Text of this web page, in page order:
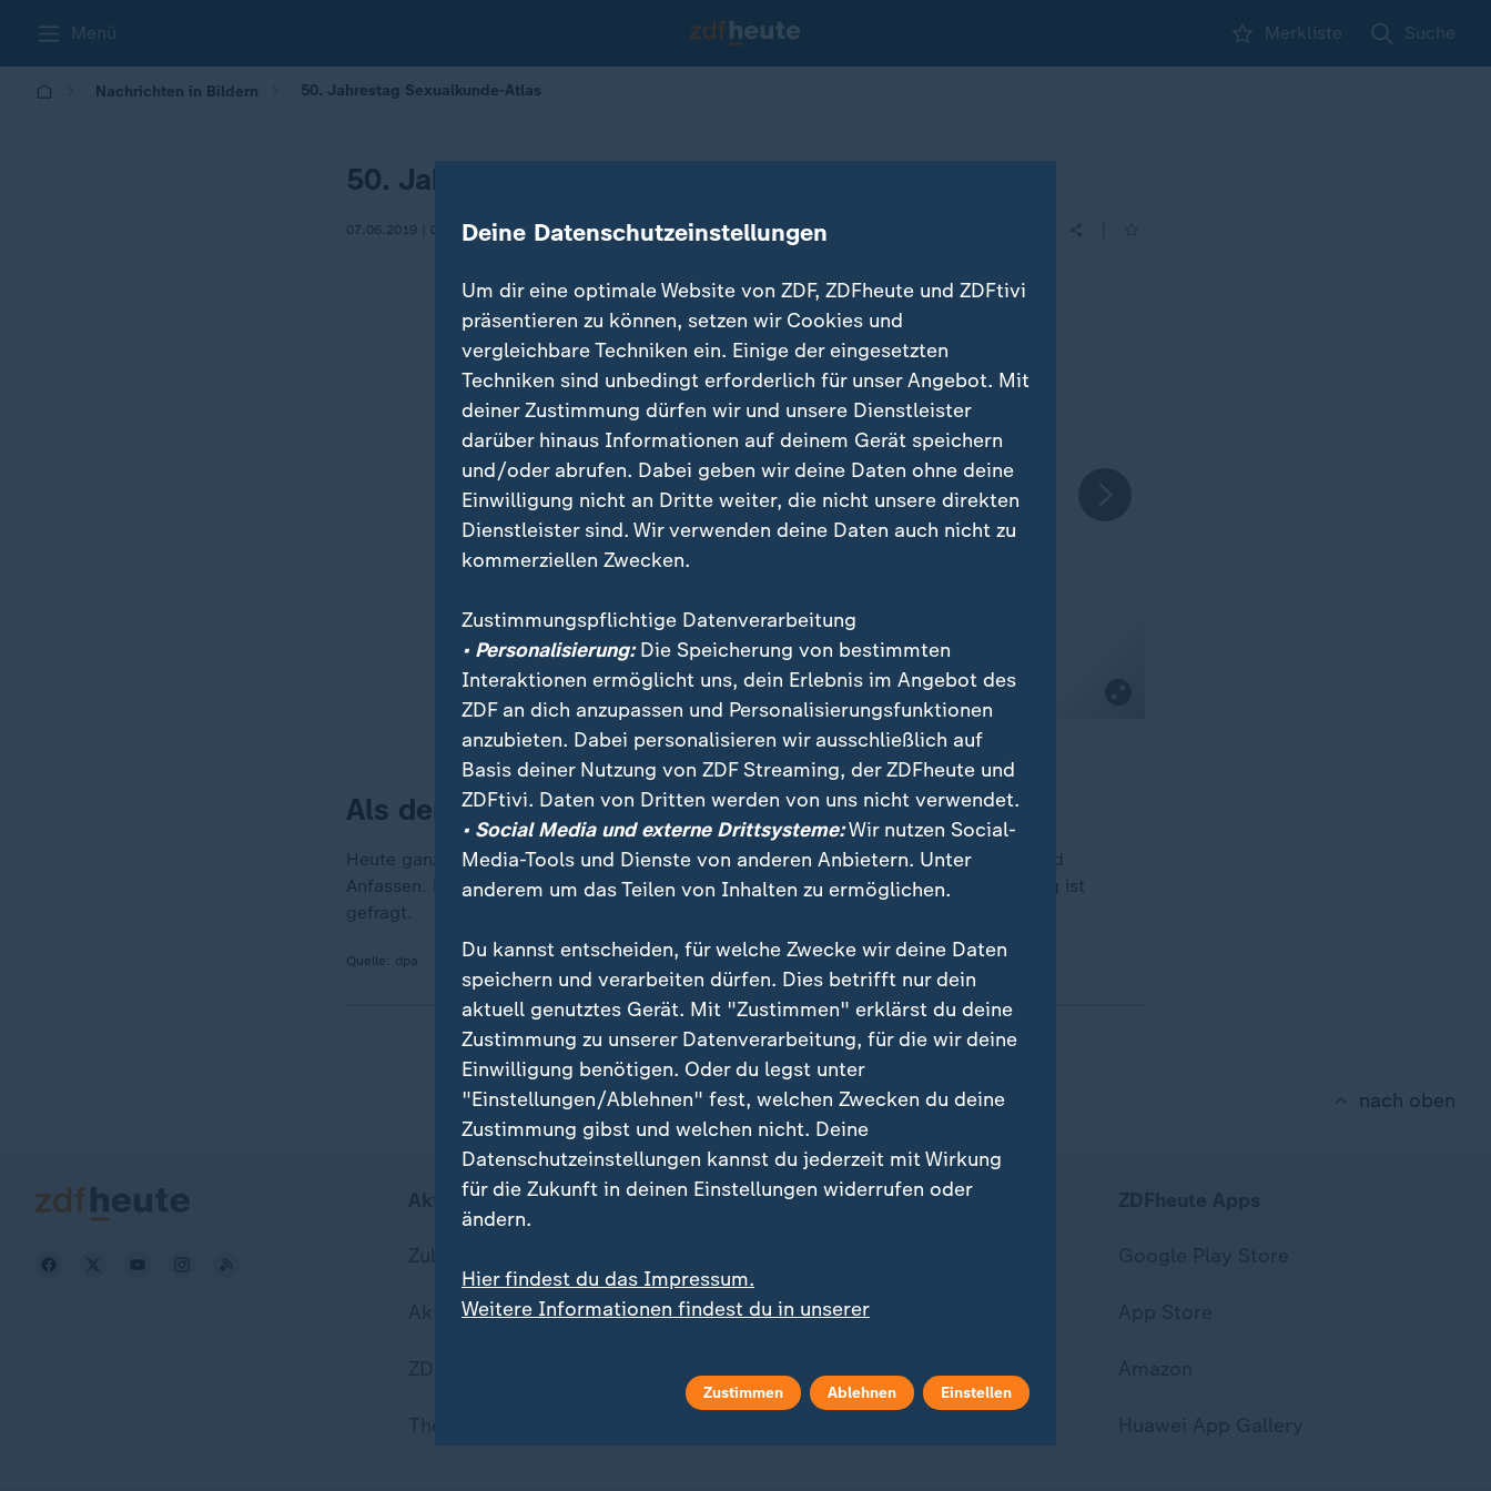
Menü Merkliste Suche
Nachrichten in Bildern 50. Jahrestag Sexualkunde-Atlas
50. Jahrestag Sexualkunde-Atlas
07.06.2019 | 05:30
Als der Sex in die Schule kam
Heute ganz normal: Jede Menge Anschauungsmaterial im Unterricht zum Gucken und
Anfassen. Nicht nur der Geschlechtsakt selbst, sondern umfassende sexuelle Bildung ist
gefragt.
Quelle: dpa
nach oben
Aktuell bei ZDFheute
Aktuelle Sendungs-Videos
ZDFheute Update
Facebook Messenger
Deine Datenschutzeinstellungen
Um dir eine optimale Website von ZDF, ZDFheute und ZDFtivi
präsentieren zu können, setzen wir Cookies und
vergleichbare Techniken ein. Einige der eingesetzten
Techniken sind unbedingt erforderlich für unser Angebot. Mit
deiner Zustimmung dürfen wir und unsere Dienstleister
darüber hinaus Informationen auf deinem Gerät speichern
und/oder abrufen. Dabei geben wir deine Daten ohne deine
Einwilligung nicht an Dritte weiter, die nicht unsere direkten
Dienstleister sind. Wir verwenden deine Daten auch nicht zu
kommerziellen Zwecken.
Zustimmungspflichtige Datenverarbeitung
• Personalisierung:Die Speicherung von bestimmten
Interaktionen ermöglicht uns, dein Erlebnis im Angebot des
ZDF an dich anzupassen und Personalisierungsfunktionen
anzubieten. Dabei personalisieren wir ausschließlich auf
Basis deiner Nutzung von ZDF Streaming, der ZDFheute und
ZDFtivi. Daten von Dritten werden von uns nicht verwendet.
• Social Media und externe Drittsysteme:Wir nutzen Social-
Media-Tools und Dienste von anderen Anbietern. Unter
anderem um das Teilen von Inhalten zu ermöglichen.
Du kannst entscheiden, für welche Zwecke wir deine Daten
speichern und verarbeiten dürfen. Dies betrifft nur dein
aktuell genutztes Gerät. Mit "Zustimmen" erklärst du deine
Zustimmung zu unserer Datenverarbeitung, für die wir deine
Einwilligung benötigen. Oder du legst unter
"Einstellungen/Ablehnen" fest, welchen Zwecken du deine
Zustimmung gibst und welchen nicht. Deine
Datenschutzeinstellungen kannst du jederzeit mit Wirkung
für die Zukunft in deinen Einstellungen widerrufen oder
ändern.
Hier findest du das Impressum.
Weitere Informationen findest du in unserer
Zustimmen Ablehnen Einstellen